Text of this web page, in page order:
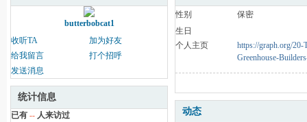
butterbobcat1
收听TA
加为好友
给我留言
打个招呼
发送消息
统计信息
已有 -- 人来访过
性别
保密
生日
个人主页
https://graph.org/
Greenhouse-
动态